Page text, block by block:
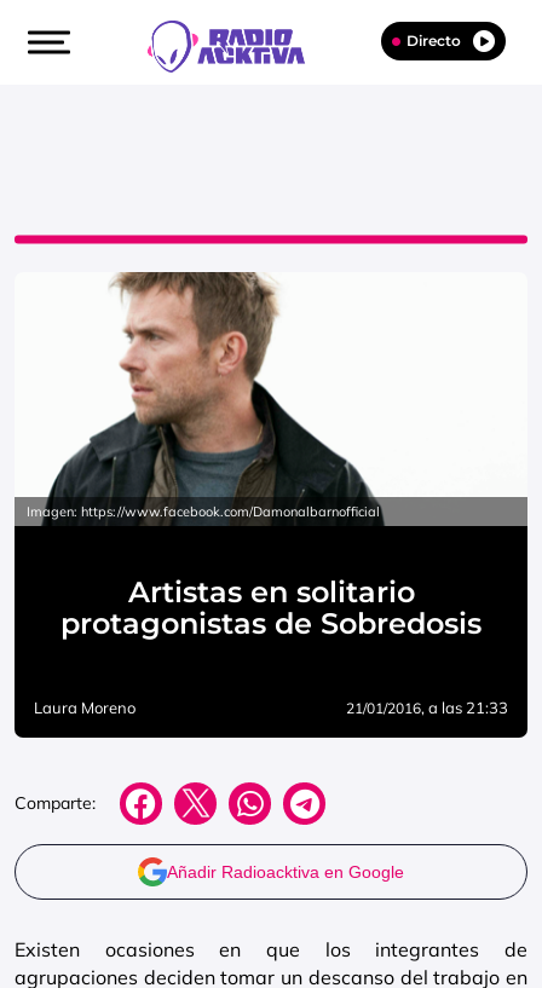
Directo
Imagen: https://www.facebook.com/Damonalbarnofficial
Artistas en solitario
protagonistas de Sobredosis
Laura Moreno 21/01/2016, a las 21:33
Comparte:
Añadir Radioacktiva en Google
Existen ocasiones en que los integrantes de
agrupaciones deciden tomar un descanso del trabajo en